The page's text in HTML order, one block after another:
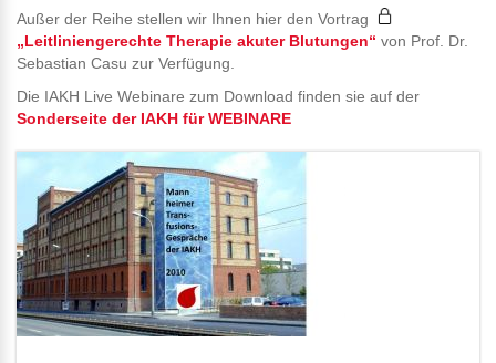
Außer der Reihe stellen wir Ihnen hier den Vortrag
„Leitliniengerechte Therapie akuter Blutungen“ von Prof. Dr.
Sebastian Casu zur Verfügung.
Die IAKH Live Webinare zum Download finden sie auf der
Sonderseite der IAKH für WEBINARE